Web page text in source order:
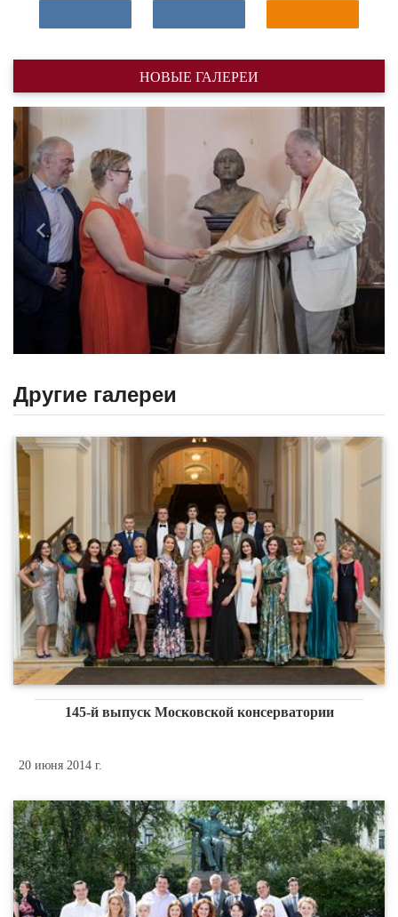
НОВЫЕ ГАЛЕРЕИ
Назад
Другие галереи
145-й выпуск Московской консерватории
20 июня 2014 г.